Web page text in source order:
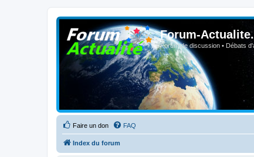
Forum-
Forum de discussion • Débats
Faire un don FAQ
Index du forum